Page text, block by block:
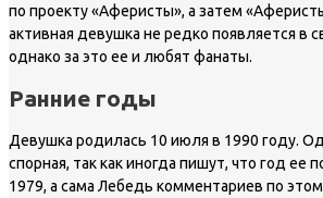
по проекту «Аферисты», а затем
активная девушка не редко появляется в
однако за это ее и любят фанаты.
Ранние годы
Девушка родилась 10 июля в 1990 году.
спорная, так как иногда пишут, что год ее
1979, а сама Лебедь комментариев по